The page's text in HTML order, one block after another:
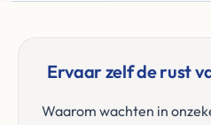
Ervaar zelf de rust
Waarom wachten in